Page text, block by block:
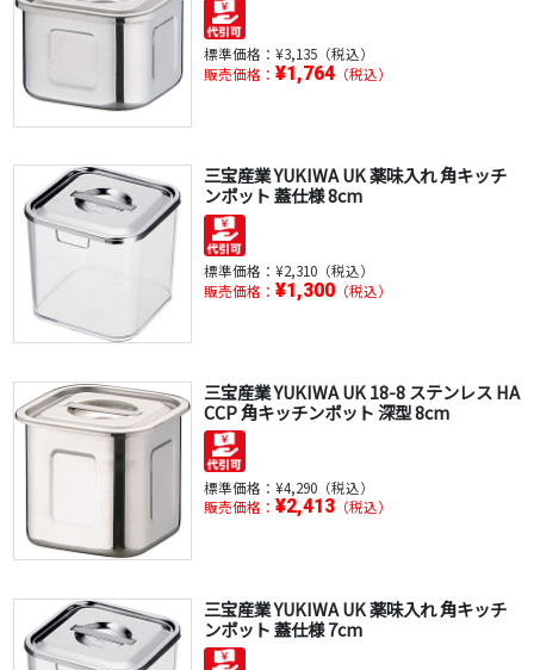
標準価格： ¥3,135（税込）
販売価格： ¥1,764（税込）
三宝産業 YUKIWA UK 薬味入れ 角キッチ
ンポット 蓋仕様 8cm
標準価格： ¥2,310（税込）
販売価格： ¥1,300（税込）
三宝産業 YUKIWA UK 18-8 ステンレス HA
CCP 角キッチンポット 深型 8cm
標準価格： ¥4,290（税込）
販売価格： ¥2,413（税込）
三宝産業 YUKIWA UK 薬味入れ 角キッチ
ンポット 蓋仕様 7cm